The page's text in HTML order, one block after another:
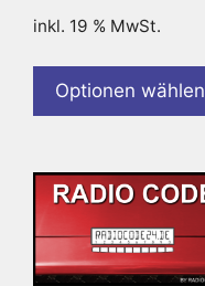
inkl. 19 % MwSt.
Optionen wählen